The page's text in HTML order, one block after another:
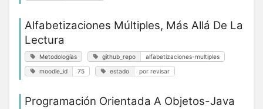
Alfabetizaciones Múltiples, Más Allá De La
Lectura
Metodologías github_repo alfabetizaciones-multiples
moodle_id 75 estado por revisar
Programación Orientada A Objetos-Java